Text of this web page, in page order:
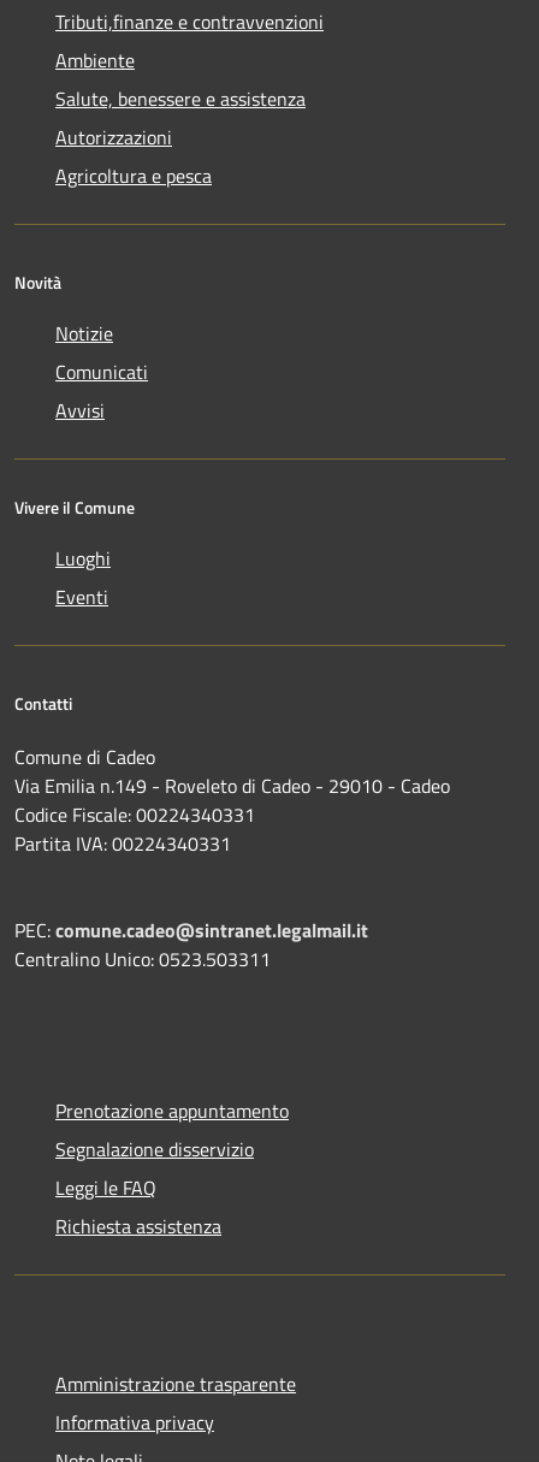
Tributi,finanze e contravvenzioni
Ambiente
Salute, benessere e assistenza
Autorizzazioni
Agricoltura e pesca
Novità
Notizie
Comunicati
Avvisi
Vivere il Comune
Luoghi
Eventi
Contatti
Comune di Cadeo
Via Emilia n.149 - Roveleto di Cadeo - 29010 - Cadeo
Codice Fiscale: 00224340331
Partita IVA: 00224340331
PEC:comune.cadeo@sintranet.legalmail.it
Centralino Unico: 0523.503311
Prenotazione appuntamento
Segnalazione disservizio
Leggi le FAQ
Richiesta assistenza
Amministrazione trasparente
Informativa privacy